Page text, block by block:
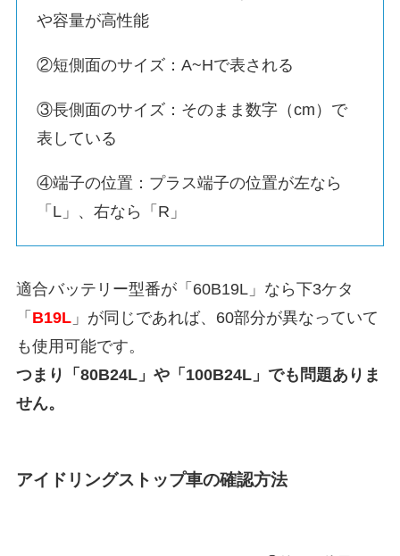
や容量が高性能
②短側面のサイズ：A~Hで表される
③長側面のサイズ：そのまま数字（cm）で
表している
④端子の位置：プラス端子の位置が左なら
「L」、右なら「R」
適合バッテリー型番が「60B19L」なら下3ケタ
「 B19L」が同じであれば、60部分が異なっていて
も使用可能です。
つまり「80B24L」や「100B24L」でも問題ありま
せん。
アイドリングストップ車の確認方法